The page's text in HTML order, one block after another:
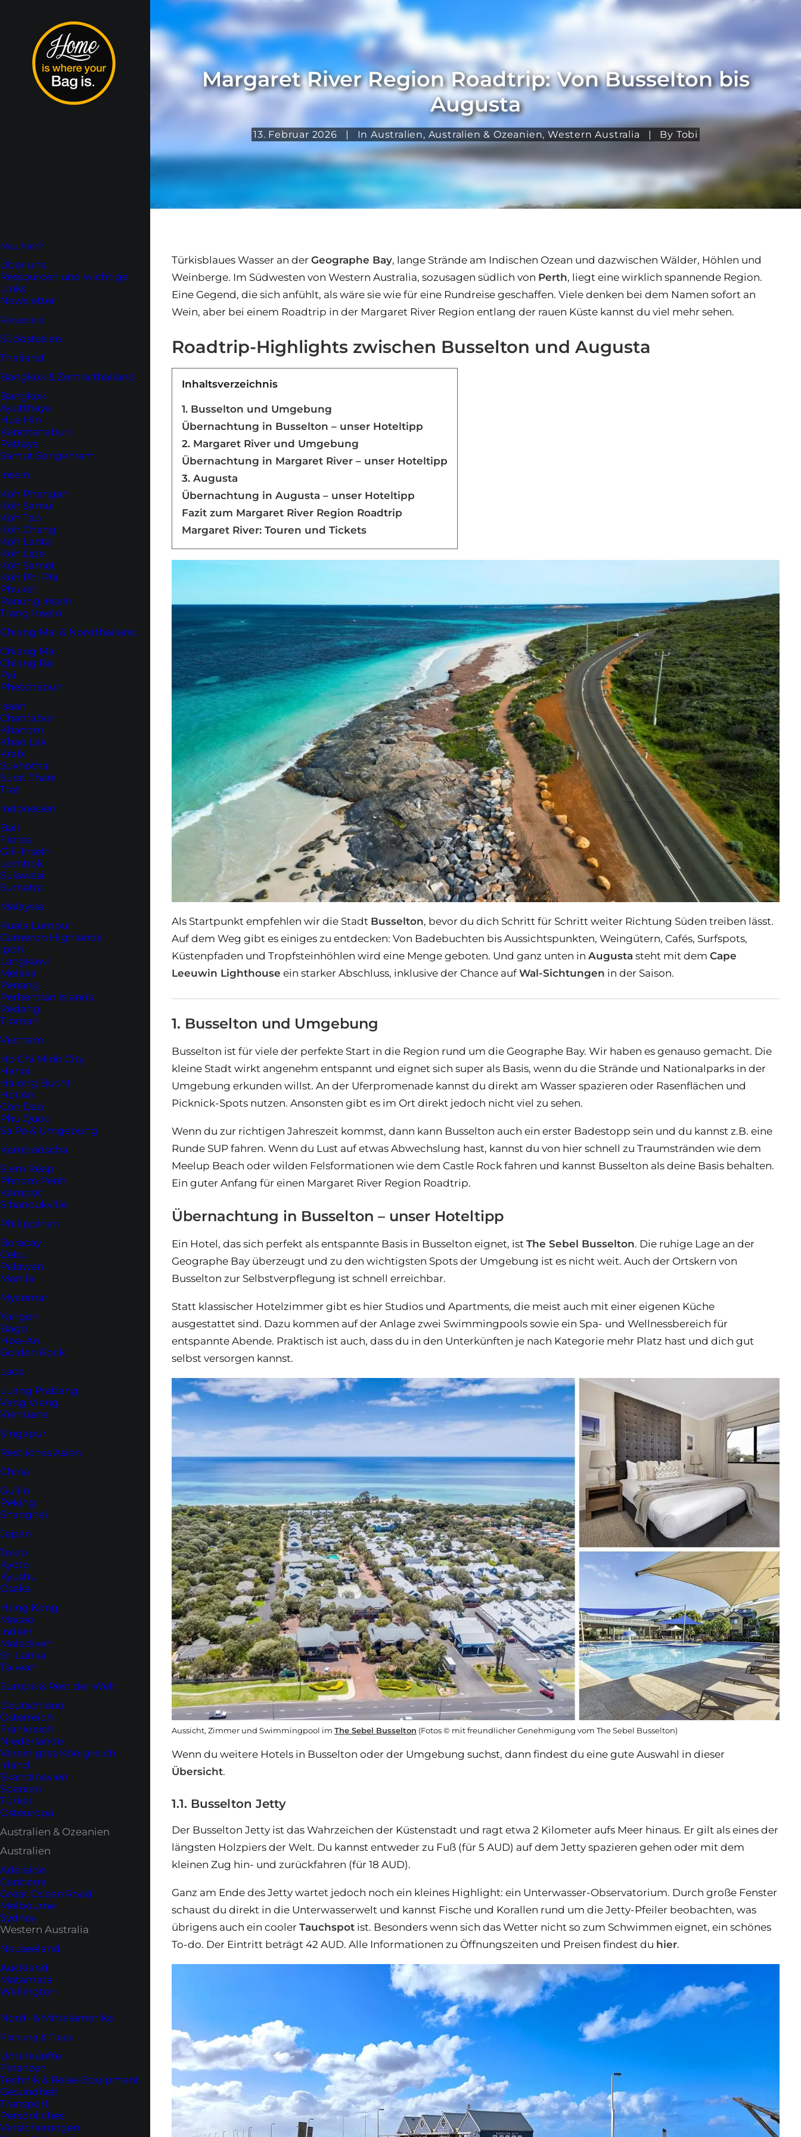
Neu hier?
Über uns
Ressourcen und wichtige
Links
Newsletter
Reiseziele
Südostasien
Thailand
Bangkok & Zentralthailand
Bangkok
Ayutthaya
Hua Hin
Kanchanaburi
Pattaya
Samut Songkhram
Inseln
Koh Phangan
Koh Samui
Koh Tao
Koh Chang
Koh Lanta
Koh Lipe
Koh Samet
Koh Phi Phi
Phuket
Ranong Inseln
Trang Inseln
Chiang Mai & Nordthailand
Chiang Mai
Chiang Rai
Pai
Phetchabun
Isaan
Chantaburi
Khanom
Khao Lak
Krabi
Sukhothai
Surat Thani
Trat
Indonesien
Bali
Flores
Gili-Inseln
Lombok
Sulawesi
Sumatra
Malaysia
Kuala Lumpur
Cameron Highlands
Ipoh
Langkawi
Melaka
Penang
Perhentian Islands
Redang
Tioman
Vietnam
Ho Chi Minh City
Hanoi
Halong Bucht
Hoi An
Con Dao
Phu Quoc
Sa Pa & Umgebung
Kambodscha
Siem Reap
Phnom Penh
Kampot
Sihanoukville
Philippinen
Boracay
Cebu
Palawan
Manila
Myanmar
Yangon
Bago
Hpa-An
Golden Rock
Laos
Luang Prabang
Vang Vieng
Vientiane
Singapur
Restliches Asien
China
Guilin
Peking
Shanghai
Japan
Tokio
Kyoto
Kyushu
Osaka
Hong Kong
Macao
Indien
Malediven
Sri Lanka
Taiwan
Europa & Rest der Welt
Deutschland
Österreich
Frankreich
Niederlande
Vereinigtes Königreich
Irland
Skandinavien
Spanien
Türkei
Osteuropa
Australien & Ozeanien
Australien
Adelaide
Canberra
Great Ocean Road
Melbourne
Sydney
Western Australia
Neuseeland
Auckland
Matamata
Wellington
Nord- & Mittelamerika
Planung & Tipps
Unterkünfte
Finanzen
Technik & Reise-Equipment
Gesundheit
Transport
Persönliches
Versicherungen
Margaret River Region Roadtrip: Von Busselton bis
Augusta
13. Februar 2026 | In Australien, Australien & Ozeanien,Western Australia | By Tobi
Türkisblaues Wasser an der Geographe Bay, lange Strände am Indischen Ozean und dazwischen Wälder, Höhlen und
Weinberge. Im Südwesten von Western Australia, sozusagen südlich von Perth, liegt eine wirklich spannende Region.
Eine Gegend, die sich anfühlt, als wäre sie wie für eine Rundreise geschaffen. Viele denken bei dem Namen sofort an
Wein, aber bei einem Roadtrip in der Margaret River Region entlang der rauen Küste kannst du viel mehr sehen.
Roadtrip-Highlights zwischen Busselton und Augusta
Inhaltsverzeichnis
1. Busselton und Umgebung
Übernachtung in Busselton – unser Hoteltipp
2. Margaret River und Umgebung
Übernachtung in Margaret River – unser Hoteltipp
3. Augusta
Übernachtung in Augusta – unser Hoteltipp
Fazit zum Margaret River Region Roadtrip
Margaret River: Touren und Tickets
Als Startpunkt empfehlen wir die Stadt Busselton, bevor du dich Schritt für Schritt weiter Richtung Süden treiben lässt.
Auf dem Weg gibt es einiges zu entdecken: Von Badebuchten bis Aussichtspunkten, Weingütern, Cafés, Surfspots,
Küstenpfaden und Tropfsteinhöhlen wird eine Menge geboten. Und ganz unten in Augusta steht mit dem Cape
Leeuwin Lighthouse ein starker Abschluss, inklusive der Chance aufWal-Sichtungen in der Saison.
1. Busselton und Umgebung
Busselton ist für viele der perfekte Start in die Region rund um die Geographe Bay. Wir haben es genauso gemacht. Die
kleine Stadt wirkt angenehm entspannt und eignet sich super als Basis, wenn du die Strände und Nationalparks in der
Umgebung erkunden willst. An der Uferpromenade kannst du direkt am Wasser spazieren oder Rasenflächen und
Picknick-Spots nutzen. Ansonsten gibt es im Ort direkt jedoch nicht viel zu sehen.
Wenn du zur richtigen Jahreszeit kommst, dann kann Busselton auch ein erster Badestopp sein und du kannst z.B. eine
Runde SUP fahren. Wenn du Lust auf etwas Abwechslung hast, kannst du von hier schnell zu Traumstränden wie dem
Meelup Beach oder wilden Felsformationen wie dem Castle Rock fahren und kannst Busselton als deine Basis behalten.
Ein guter Anfang für einen Margaret River Region Roadtrip.
Übernachtung in Busselton – unser Hoteltipp
Ein Hotel, das sich perfekt als entspannte Basis in Busselton eignet, ist The Sebel Busselton. Die ruhige Lage an der
Geographe Bay überzeugt und zu den wichtigsten Spots der Umgebung ist es nicht weit. Auch der Ortskern von
Busselton zur Selbstverpflegung ist schnell erreichbar.
Statt klassischer Hotelzimmer gibt es hier Studios und Apartments, die meist auch mit einer eigenen Küche
ausgestattet sind. Dazu kommen auf der Anlage zwei Swimmingpools sowie ein Spa- und Wellnessbereich für
entspannte Abende. Praktisch ist auch, dass du in den Unterkünften je nach Kategorie mehr Platz hast und dich gut
selbst versorgen kannst.
Aussicht, Zimmer und Swimmingpool im The Sebel Busselton (Fotos © mit freundlicher Genehmigung vom The Sebel Busselton)
Wenn du weitere Hotels in Busselton oder der Umgebung suchst, dann findest du eine gute Auswahl in dieser
Übersicht.
1.1. Busselton Jetty
Der Busselton Jetty ist das Wahrzeichen der Küstenstadt und ragt etwa 2 Kilometer aufs Meer hinaus. Er gilt als eines der
längsten Holzpiers der Welt. Du kannst entweder zu Fuß (für 5 AUD) auf dem Jetty spazieren gehen oder mit dem
kleinen Zug hin- und zurückfahren (für 18 AUD).
Ganz am Ende des Jetty wartet jedoch noch ein kleines Highlight: ein Unterwasser-Observatorium. Durch große Fenster
schaust du direkt in die Unterwasserwelt und kannst Fische und Korallen rund um die Jetty-Pfeiler beobachten, was
übrigens auch ein cooler Tauchspot ist. Besonders wenn sich das Wetter nicht so zum Schwimmen eignet, ein schönes
To-do. Der Eintritt beträgt 42 AUD. Alle Informationen zu Öffnungszeiten und Preisen findest du hier.